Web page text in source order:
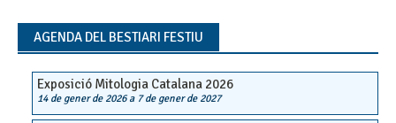
AGENDA DEL BESTIARI FESTIU
Exposició Mitologia Catalana 2026
14 de gener de 2026a 7 de gener de 2027